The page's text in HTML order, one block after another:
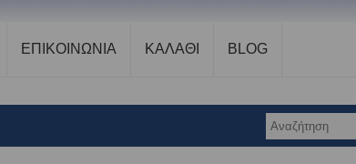
ΕΠΙΚΟΙΝΩΝΙΑ ΚΑΛΑΘΙ BLOG